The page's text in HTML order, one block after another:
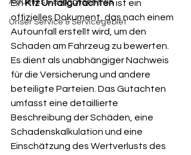
Aktuelles & Branchennews
Unser Service & Servicegebiet
Ein Kfz Unfallgutachten ist ein
offizielles Dokument, das nach einem
Autounfall erstellt wird, um den
Schaden am Fahrzeug zu bewerten.
Es dient als unabhängiger Nachweis
für die Versicherung und andere
beteiligte Parteien. Das Gutachten
umfasst eine detaillierte
Beschreibung der Schäden, eine
Schadenskalkulation und eine
Einschätzung des Wertverlusts des